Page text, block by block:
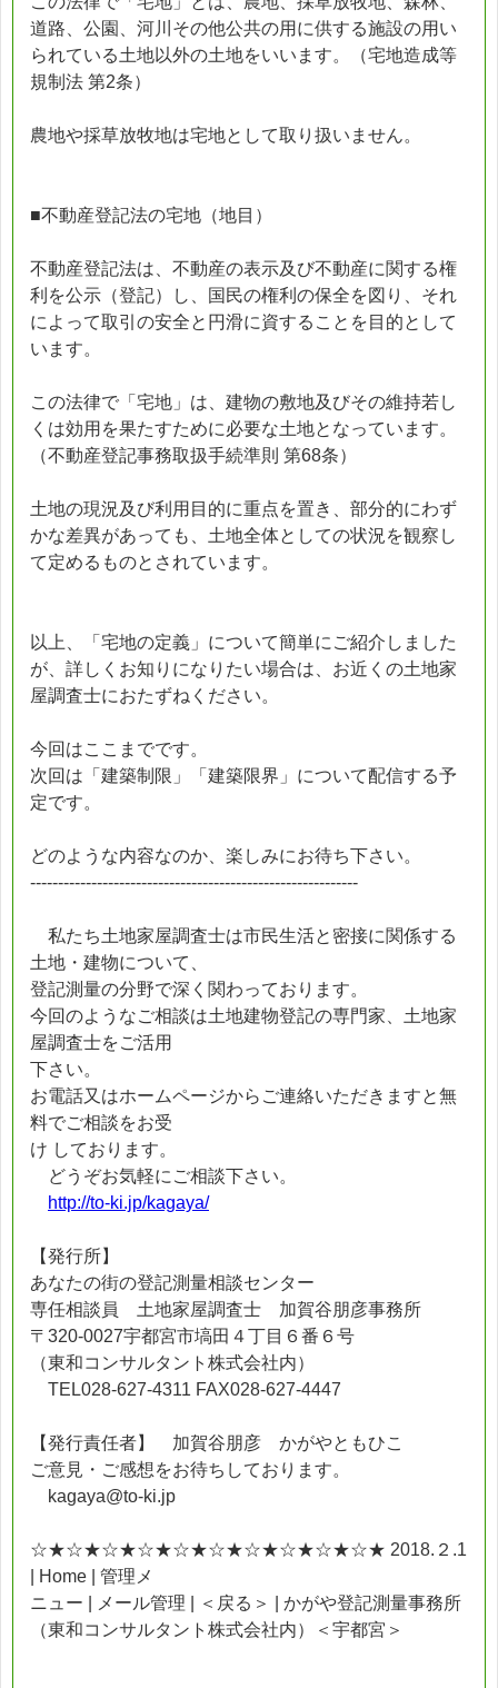
道路、公園、河川その他公共の用に供する施設の用い
られている土地以外の土地をいいます。（宅地造成等
規制法 第2条）
農地や採草放牧地は宅地として取り扱いません。
■不動産登記法の宅地（地目）
不動産登記法は、不動産の表示及び不動産に関する権
利を公示（登記）し、国民の権利の保全を図り、それ
によって取引の安全と円滑に資することを目的として
います。
この法律で「宅地」は、建物の敷地及びその維持若し
くは効用を果たすために必要な土地となっています。
（不動産登記事務取扱手続準則 第68条）
土地の現況及び利用目的に重点を置き、部分的にわず
かな差異があっても、土地全体としての状況を観察し
て定めるものとされています。
以上、「宅地の定義」について簡単にご紹介しました
が、詳しくお知りになりたい場合は、お近くの土地家
屋調査士におたずねください。
今回はここまでです。
次回は「建築制限」「建築限界」について配信する予
定です。
どのような内容なのか、楽しみにお待ち下さい。
-----------------------------------------------------------
私たち土地家屋調査士は市民生活と密接に関係する
土地・建物について、
登記測量の分野で深く関わっております。
今回のようなご相談は土地建物登記の専門家、土地家
屋調査士をご活用
下さい。
お電話又はホームページからご連絡いただきますと無
料でご相談をお受
け しております。
どうぞお気軽にご相談下さい。
http://to-ki.jp/kagaya/
【発行所】
あなたの街の登記測量相談センター
専任相談員 土地家屋調査士 加賀谷朋彦事務所
〒320-0027宇都宮市塙田４丁目６番６号
（東和コンサルタント株式会社内）
TEL028-627-4311 FAX028-627-4447
【発行責任者】 加賀谷朋彦 かがやともひこ
ご意見・ご感想をお待ちしております。
kagaya@to-ki.jp
☆★☆★☆★☆★☆★☆★☆★☆★☆★☆★ 2018.２.1
| Home | 管理メ
ニュー | メール管理 | ＜戻る＞ | かがや登記測量事務所
（東和コンサルタント株式会社内）＜宇都宮＞